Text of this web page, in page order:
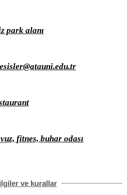
park alanı
fitnes, buhar odası
ve kurallar